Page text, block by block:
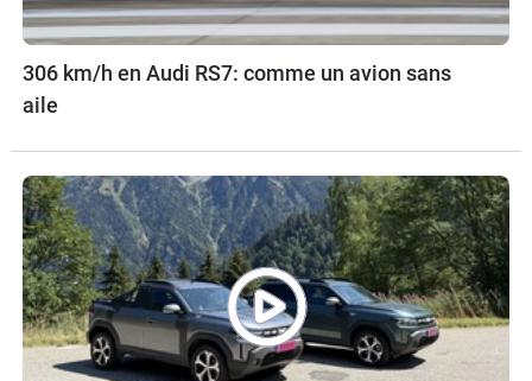
306 km/h en Audi RS7: comme un avion sans
aile